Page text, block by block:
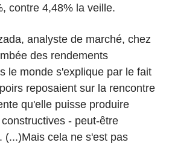
contre 4,48% la veille.
analyste de marché, chez
des rendements
le monde s'explique par le fait
reposaient sur la rencontre
qu'elle puisse produire
- peut-être
(...)Mais cela ne s'est pas